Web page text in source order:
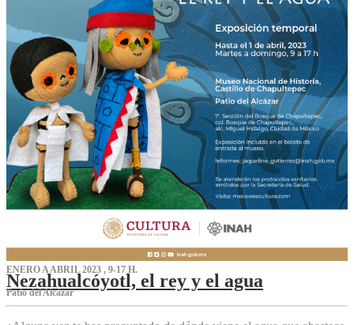
ENERO A ABRIL 2023 , 9-17 H.
Nezahualcóyotl, el rey y el agua
Patio del Alcázar